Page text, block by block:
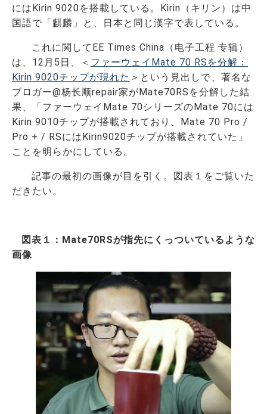
にはKirin 9020を搭載している。Kirin（キリン）は中
国語で「麒麟」と、日本と同じ漢字で表している。
これに関してEE Times China（电子工程 专辑）
は、12月5日、＜ ファーウェイMate 70 RSを分解：
Kirin 9020チップが現れた ＞という見出しで、著名な
ブロガー@杨长顺repair家がMate70RSを分解した結
果、「ファーウェイMate 70シリーズのMate 70には
Kirin 9010チップが搭載されており、Mate 70 Pro /
Pro + / RSにはKirin9020チップが搭載されていた」
ことを明らかにしている。
記事の最初の画像が目を引く。図表１をご覧いた
だきたい。
図表１：Mate70RSが指先にくっついているような
画像